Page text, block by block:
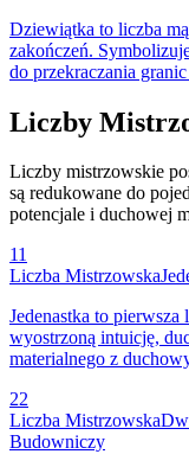
Dziewiątka to liczba
zakończeń.
do przekraczania
Liczby
Liczby mistrzowskie
są redukowane do
potencjale i duchowej
11
Liczba Mistrzowska
Jedenastka to
wyostrzoną intuicję,
materialnego z
22
Liczba Mistrzowska
Budowniczy